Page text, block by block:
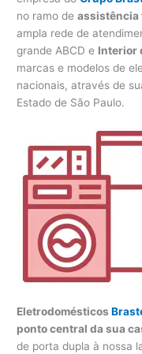
no ramo deassistência
ampla rede de
grande ABCD e Interior
marcas e modelos de
nacionais, através de
Estado de São Paulo.
Eletrodomésticos
ponto central da sua
de porta dupla à nossa